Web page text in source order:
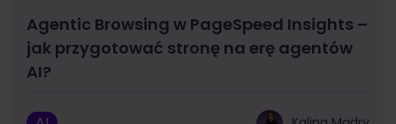
Agentic Browsing w PageSpeed Insights –
jak przygotować stronę na erę agentów
AI?